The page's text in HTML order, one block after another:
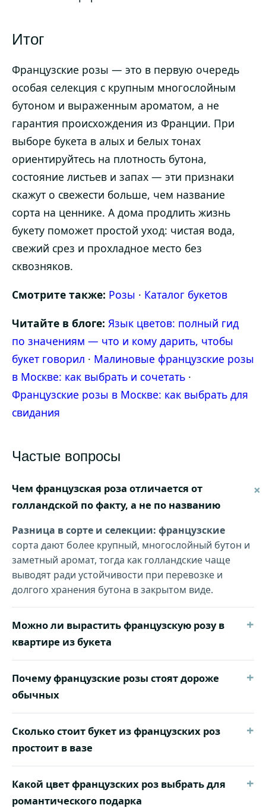
Итог
Французские розы — это в первую очередь
особая селекция с крупным многослойным
бутоном и выраженным ароматом, а не
гарантия происхождения из Франции. При
выборе букета в алых и белых тонах
ориентируйтесь на плотность бутона,
состояние листьев и запах — эти признаки
скажут о свежести больше, чем название
сорта на ценнике. А дома продлить жизнь
букету поможет простой уход: чистая вода,
свежий срез и прохладное место без
сквозняков.
Смотрите также: Розы · Каталог букетов
Читайте в блоге: Язык цветов: полный гид
по значениям — что и кому дарить, чтобы
букет говорил · Малиновые французские розы
в Москве: как выбрать и сочетать ·
Французские розы в Москве: как выбрать для
свидания
Частые вопросы
Чем французская роза отличается от
голландской по факту, а не по названию
+
Разница в сорте и селекции: французские
сорта дают более крупный, многослойный бутон и
заметный аромат, тогда как голландские чаще
выводят ради устойчивости при перевозке и
долгого хранения бутона в закрытом виде.
Можно ли вырастить французскую розу в
квартире из букета
+
Почему французские розы стоят дороже
обычных
+
Сколько стоит букет из французских роз
простоит в вазе
+
Какой цвет французских роз выбрать для
романтического подарка
+